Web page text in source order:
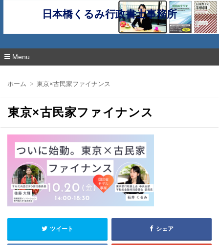
日本橋くるみ行政書士事務所
Menu
ン
ホーム 東京×古民家ファイナンス
東京×古民家ファイナンス
ツイート シェア